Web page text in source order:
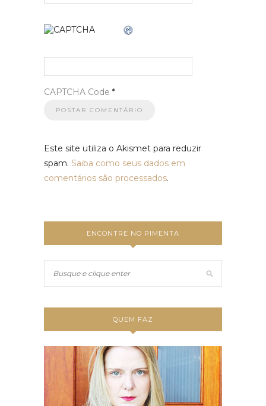
CAPTCHA Code *
Este site utiliza o Akismet para reduzir
spam. Saiba como seus dados em
comentários são processados.
ENCONTRE NO PIMENTA
QUEM FAZ